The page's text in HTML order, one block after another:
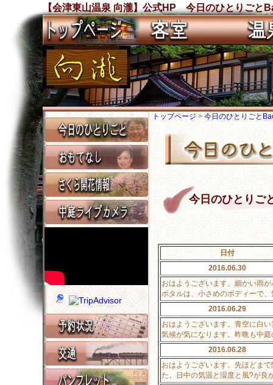
【会津東山温泉 向瀧】公式HP 今日のひとりごと
トップページ> 今日のひとりごと
今日のひとりご
日付
2016.06.30
おはようございます。細かい雨
ボタルは、小さめのボディーで
2016.06.29
おはようございます。青空に白
気候が気になります。昨晩も中
2016.06.28
おはようございます。先ほどま
た。日中の気温と湿度と風?が良